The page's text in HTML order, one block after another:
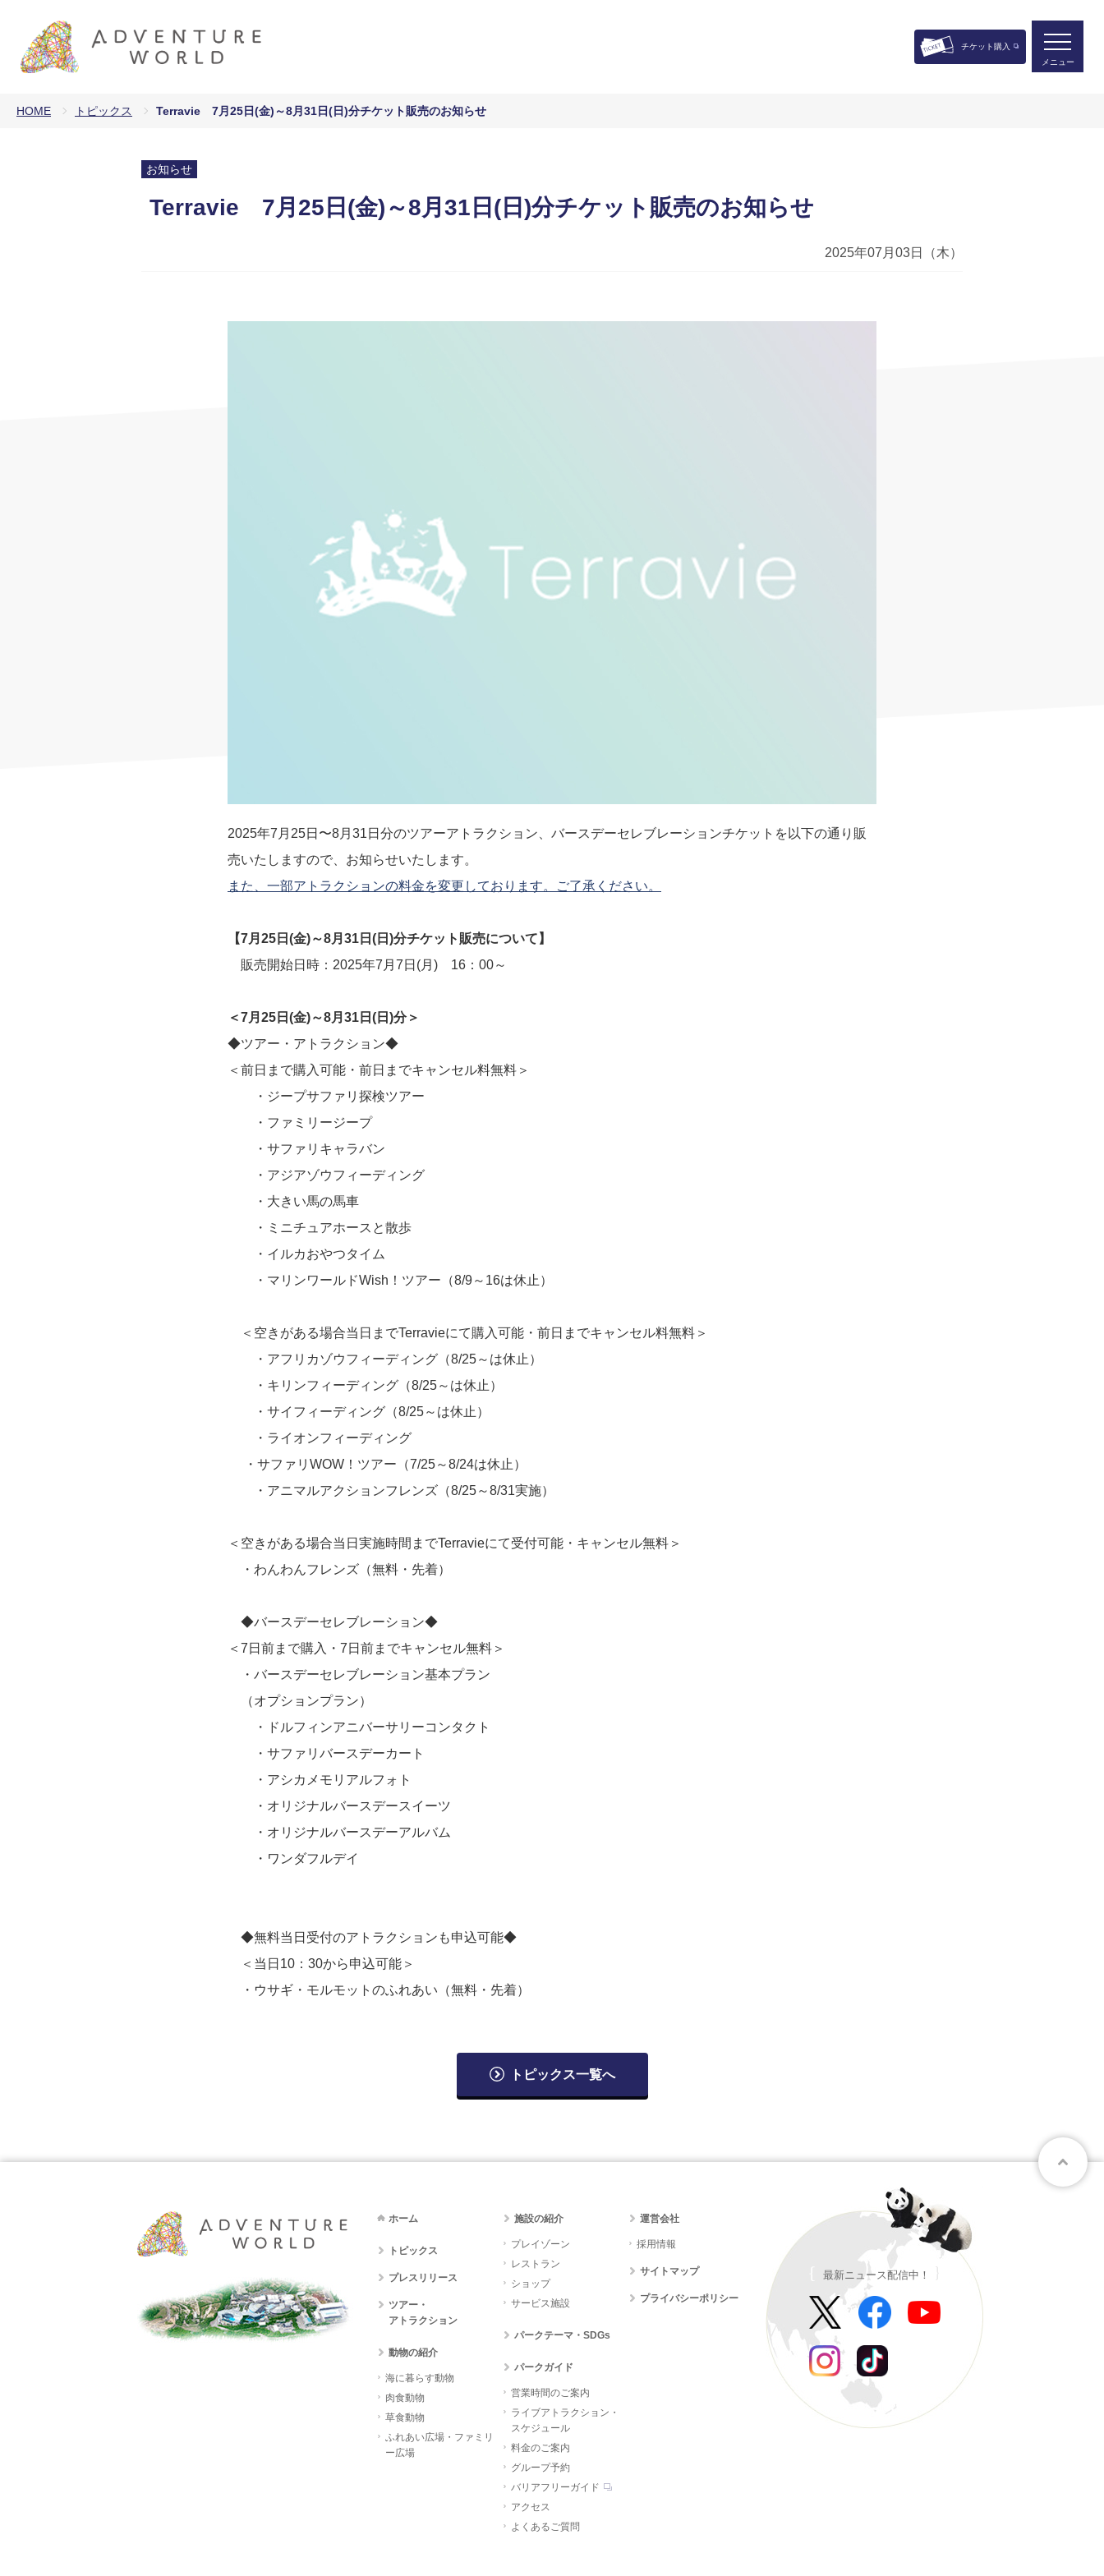
チケット購入
メニュー
HOME トピックス Terravie 7月25日(金)～8月31日(日)分チケット販売のお知らせ
お知らせ
Terravie 7月25日(金)～8月31日(日)分チケット販売のお知らせ
2025年07月03日（木）
2025年7月25日〜8月31日分のツアーアトラクション、バースデーセレブレーションチケットを以下の通り販
売いたしますので、お知らせいたします。
また、一部アトラクションの料金を変更しております。ご了承ください。
【7月25日(金)～8月31日(日)分チケット販売について】
販売開始日時：2025年7月7日(月) 16：00～
＜7月25日(金)～8月31日(日)分＞
◆ツアー・アトラクション◆
＜前日まで購入可能・前日までキャンセル料無料＞
・ジープサファリ探検ツアー
・ファミリージープ
・サファリキャラバン
・アジアゾウフィーディング
・大きい馬の馬車
・ミニチュアホースと散歩
・イルカおやつタイム
・マリンワールドWish！ツアー（8/9～16は休止）
＜空きがある場合当日までTerravieにて購入可能・前日までキャンセル料無料＞
・アフリカゾウフィーディング（8/25～は休止）
・キリンフィーディング（8/25～は休止）
・サイフィーディング（8/25～は休止）
・ライオンフィーディング
・サファリWOW！ツアー（7/25～8/24は休止）
・アニマルアクションフレンズ（8/25～8/31実施）
＜空きがある場合当日実施時間までTerravieにて受付可能・キャンセル無料＞
・わんわんフレンズ（無料・先着）
◆バースデーセレブレーション◆
＜7日前まで購入・7日前までキャンセル無料＞
・バースデーセレブレーション基本プラン
（オプションプラン）
・ドルフィンアニバーサリーコンタクト
・サファリバースデーカート
・アシカメモリアルフォト
・オリジナルバースデースイーツ
・オリジナルバースデーアルバム
・ワンダフルデイ
◆無料当日受付のアトラクションも申込可能◆
＜当日10：30から申込可能＞
・ウサギ・モルモットのふれあい（無料・先着）
トピックス一覧へ
ホーム
トピックス
プレスリリース
ツアー・
アトラクション
動物の紹介
海に暮らす動物
肉食動物
草食動物
ふれあい広場・ファミリ
ー広場
施設の紹介
プレイゾーン
レストラン
ショップ
サービス施設
パークテーマ・SDGs
パークガイド
営業時間のご案内
ライブアトラクション・
スケジュール
料金のご案内
グループ予約
バリアフリーガイド
アクセス
よくあるご質問
運営会社
採用情報
サイトマップ
プライバシーポリシー
最新ニュース配信中！